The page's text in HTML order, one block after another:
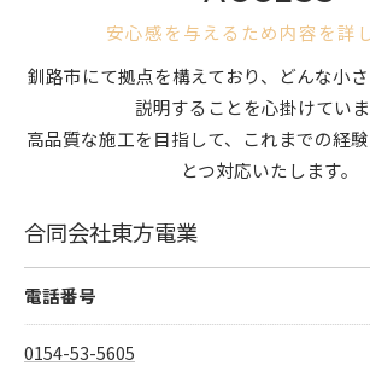
安心感を与えるため内容を詳
釧路市にて拠点を構えており、どんな小
説明することを心掛けていま
高品質な施工を目指して、これまでの経
とつ対応いたします。
合同会社東方電業
電話番号
0154-53-5605